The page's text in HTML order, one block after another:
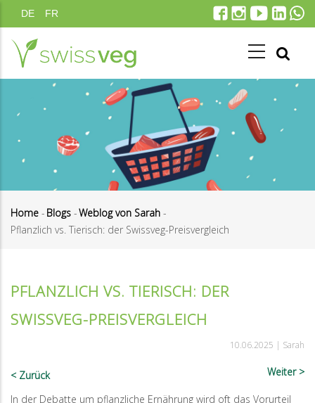
Direkt
zum
Inhalt
DE FR
Pfadnavigation
Home - Blogs -Weblog von Sarah -
Pflanzlich vs. Tierisch: der Swissveg-Preisvergleich
PFLANZLICH VS. TIERISCH: DER
SWISSVEG-PREISVERGLEICH
10.06.2025 | Sarah
Zurück Weiter
In der Debatte um pflanzliche Ernährung wird oft das Vorurteil